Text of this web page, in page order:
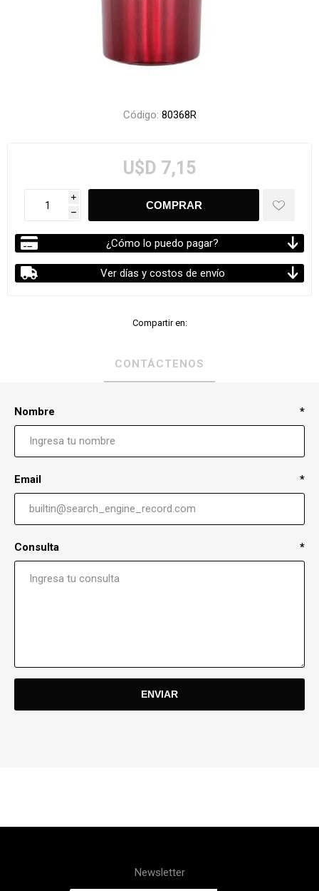
Código: 80368R
U$D 7,15
i
h
¿Cómo lo puedo pagar?
Ver días y costos de envío
Compartir en:
CONTÁCTENOS
Nombre *
Email *
Consulta *
Newsletter